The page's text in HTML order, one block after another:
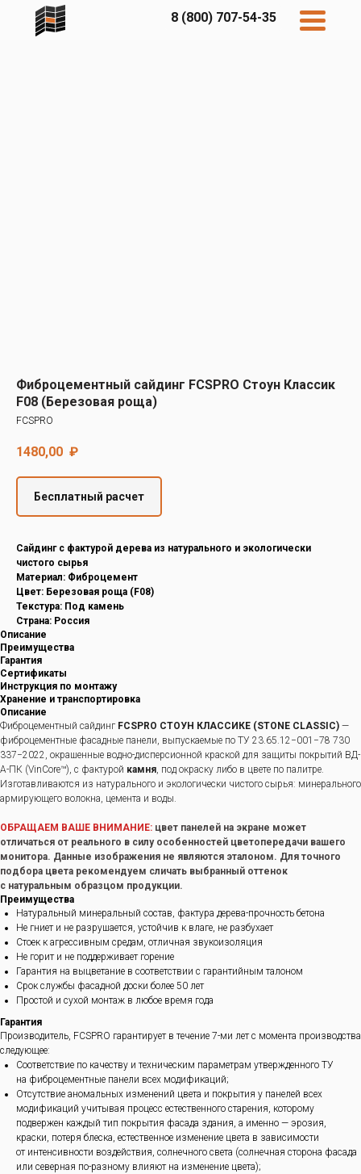
8 (800) 707-54-35
Cedral
Фиброцементный сайдинг FCSPRO Стоун Классик
F08 (Березовая роща)
FCSPRO
1480,00 ₽
Бесплатный расчет
Cайдинг с фактурой дерева из натурального и экологически
чистого сырья
Материал: Фиброцемент
Цвет: Березовая роща (F08)
Текстура: Под камень
Страна: Россия
Описание
Преимущества
Гарантия
Сертификаты
Инструкция по монтажу
Хранение и транспортировка
Описание
Фиброцементный сайдинг FCSPRO СТОУН КЛАССИКЕ (STONE CLASSIC) —
фиброцементные фасадные панели, выпускаемые по ТУ 23.65.12−001−78 730
337−2022, окрашенные водно-дисперсионной краской для защиты покрытий ВД-
А-ПК (VinCore™), с фактурой камня, под окраску либо в цвете по палитре.
Изготавливаются из натурального и экологически чистого сырья: минерального
армирующего волокна, цемента и воды.
ОБРАЩАЕМ ВАШЕ ВНИМАНИЕ: цвет панелей на экране может
отличаться от реального в силу особенностей цветопередачи вашего
монитора. Данные изображения не являются эталоном. Для точного
подбора цвета рекомендуем сличать выбранный оттенок
с натуральным образцом продукции.
Преимущества
Натуральный минеральный состав, фактура дерева-прочность бетона
Не гниет и не разрушается, устойчив к влаге, не разбухает
Стоек к агрессивным средам, отличная звукоизоляция
Не горит и не поддерживает горение
Гарантия на выцветание в соответствии с гарантийным талоном
Срок службы фасадной доски более 50 лет
Простой и сухой монтаж в любое время года
Гарантия
Производитель, FCSPRO гарантирует в течение 7-ми лет с момента производства
следующее:
Соответствие по качеству и техническим параметрам утвержденного ТУ
на фиброцементные панели всех модификаций;
Отсутствие аномальных изменений цвета и покрытия у панелей всех
модификаций учитывая процесс естественного старения, которому
подвержен каждый тип покрытия фасада здания, а именно — эрозия,
краски, потеря блеска, естественное изменение цвета в зависимости
от интенсивности воздействия, солнечного света (солнечная сторона фасада
или северная по-разному влияют на изменение цвета);